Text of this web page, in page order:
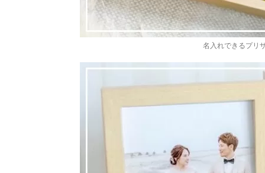
名入れできるプリ